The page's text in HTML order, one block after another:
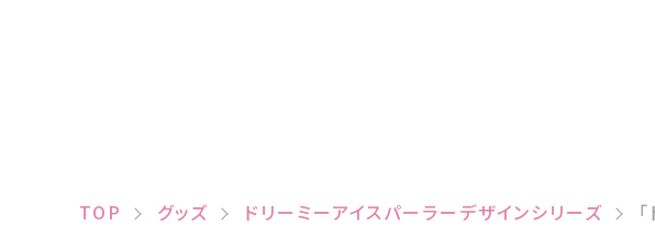
TOP グッズ ドリーミーアイスパーラーデザインシリーズ